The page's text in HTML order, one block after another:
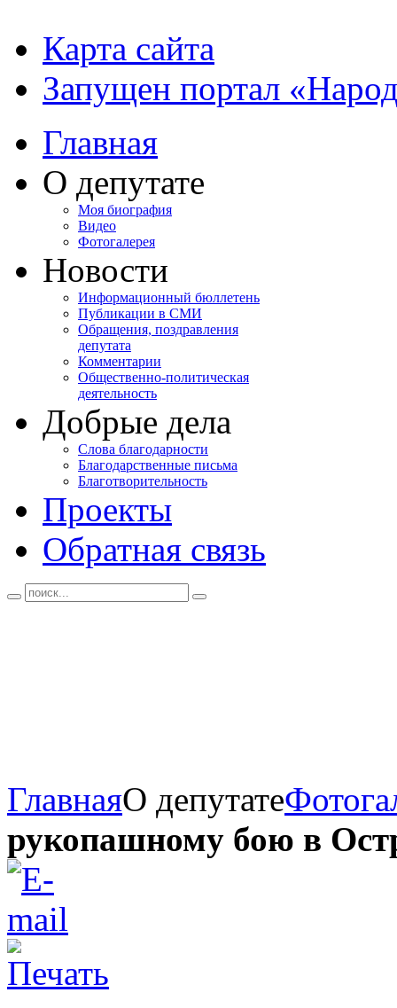
Карта сайта
Запущен портал
Главная
О депутате
Моя биография
Видео
Фотогалерея
Новости
Информационный бюллетень
Публикации в СМИ
Обращения, поздравления
депутата
Комментарии
Общественно-политическая
деятельность
Добрые дела
Слова благодарности
Благодарственные письма
Благотворительность
Проекты
Обратная связь
ГлавнаяО депутате
рукопашному бою в